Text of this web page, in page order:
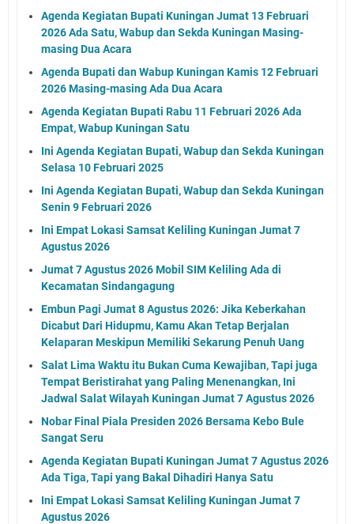
Agenda Kegiatan Bupati Kuningan Jumat 13 Februari
2026 Ada Satu, Wabup dan Sekda Kuningan Masing-
masing Dua Acara
Agenda Bupati dan Wabup Kuningan Kamis 12 Februari
2026 Masing-masing Ada Dua Acara
Agenda Kegiatan Bupati Rabu 11 Februari 2026 Ada
Empat, Wabup Kuningan Satu
Ini Agenda Kegiatan Bupati, Wabup dan Sekda Kuningan
Selasa 10 Februari 2025
Ini Agenda Kegiatan Bupati, Wabup dan Sekda Kuningan
Senin 9 Februari 2026
Ini Empat Lokasi Samsat Keliling Kuningan Jumat 7
Agustus 2026
Jumat 7 Agustus 2026 Mobil SIM Keliling Ada di
Kecamatan Sindangagung
Embun Pagi Jumat 8 Agustus 2026: Jika Keberkahan
Dicabut Dari Hidupmu, Kamu Akan Tetap Berjalan
Kelaparan Meskipun Memiliki Sekarung Penuh Uang
Salat Lima Waktu itu Bukan Cuma Kewajiban, Tapi juga
Tempat Beristirahat yang Paling Menenangkan, Ini
Jadwal Salat Wilayah Kuningan Jumat 7 Agustus 2026
Nobar Final Piala Presiden 2026 Bersama Kebo Bule
Sangat Seru
Agenda Kegiatan Bupati Kuningan Jumat 7 Agustus 2026
Ada Tiga, Tapi yang Bakal Dihadiri Hanya Satu
Ini Empat Lokasi Samsat Keliling Kuningan Jumat 7
Agustus 2026